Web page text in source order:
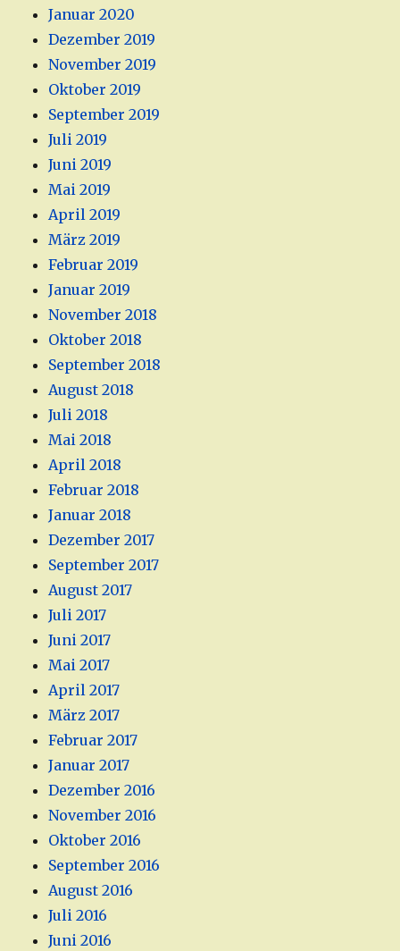
Januar 2020
Dezember 2019
November 2019
Oktober 2019
September 2019
Juli 2019
Juni 2019
Mai 2019
April 2019
März 2019
Februar 2019
Januar 2019
November 2018
Oktober 2018
September 2018
August 2018
Juli 2018
Mai 2018
April 2018
Februar 2018
Januar 2018
Dezember 2017
September 2017
August 2017
Juli 2017
Juni 2017
Mai 2017
April 2017
März 2017
Februar 2017
Januar 2017
Dezember 2016
November 2016
Oktober 2016
September 2016
August 2016
Juli 2016
Juni 2016